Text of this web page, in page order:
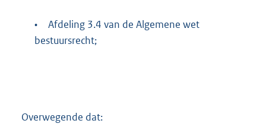
•
Afdeling 3.4 van de Algemene wet
bestuursrecht;
Overwegende dat: